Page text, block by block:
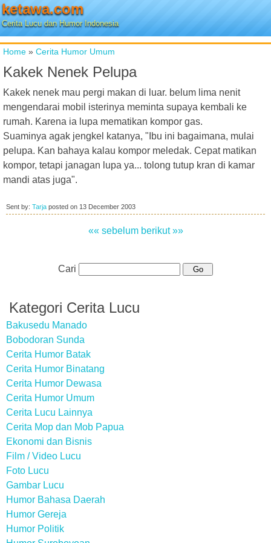
ketawa.com
Cerita Lucu dan Humor Indonesia
Home » Cerita Humor Umum
Kakek Nenek Pelupa
Kakek nenek mau pergi makan di luar. belum lima nenit
mengendarai mobil isterinya meminta supaya kembali ke
rumah. Karena ia lupa mematikan kompor gas.
Suaminya agak jengkel katanya, "Ibu ini bagaimana, mulai
pelupa. Kan bahaya kalau kompor meledak. Cepat matikan
kompor, tetapi janagan lupa ya... tolong tutup kran di kamar
mandi atas juga".
Sent by: Tarja posted on 13 December 2003
«« sebelum berikut »»
Cari
Kategori Cerita Lucu
Bakusedu Manado
Bobodoran Sunda
Cerita Humor Batak
Cerita Humor Binatang
Cerita Humor Dewasa
Cerita Humor Umum
Cerita Lucu Lainnya
Cerita Mop dan Mob Papua
Ekonomi dan Bisnis
Film / Video Lucu
Foto Lucu
Gambar Lucu
Humor Bahasa Daerah
Humor Gereja
Humor Politik